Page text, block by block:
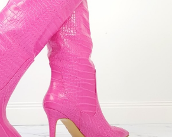
е с информационна цел.
в количката си с бутона "Добави в
ще можете да изберете броя
е с информационна цел.
в количката си с бутона "Добави в
ще можете да изберете броя